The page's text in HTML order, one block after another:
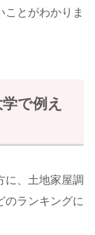
ことがわかりま
で例え
に、土地家屋調
のランキングに